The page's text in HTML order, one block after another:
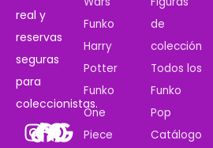
real y
reservas
seguras
para
coleccionistas.
Funko
Harry
Potter
Funko
One
Piece
de
colección
Todos los
Funko
Pop
Catálogo